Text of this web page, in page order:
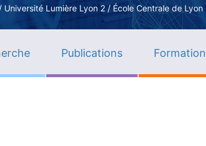
Lumière Lyon 2 / École Centrale de Lyon
Publications Formation